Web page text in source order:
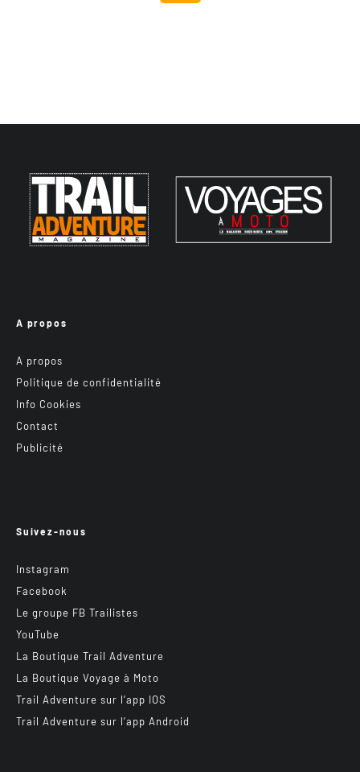
A propos
A propos
Politique de confidentialité
Info Cookies
Contact
Publicité
Suivez-nous
Instagram
Facebook
Le groupe FB Trailistes
YouTube
La Boutique Trail Adventure
La Boutique Voyage à Moto
Trail Adventure sur l’app IOS
Trail Adventure sur l’app Android